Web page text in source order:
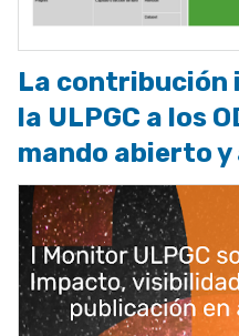
La contribución
la ULPGC a los
mando abierto